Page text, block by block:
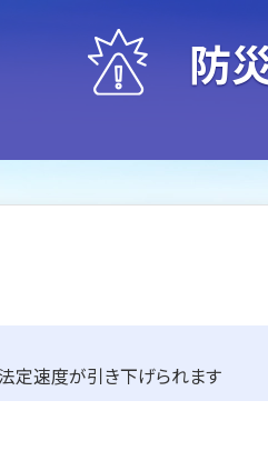
防
定速度が引き下げられます